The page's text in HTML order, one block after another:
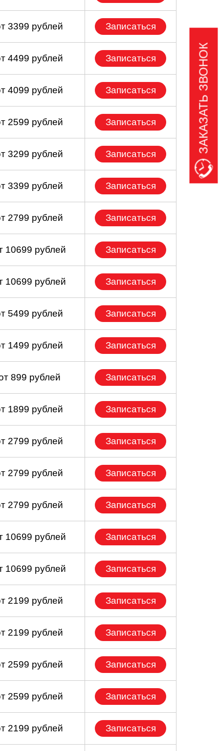
3399 рублей Записаться
4499 рублей Записаться
4099 рублей Записаться
2599 рублей Записаться
3299 рублей Записаться
3399 рублей Записаться
2799 рублей Записаться
10699 рублей Записаться
10699 рублей Записаться
5499 рублей Записаться
1499 рублей Записаться
899 рублей Записаться
1899 рублей Записаться
2799 рублей Записаться
2799 рублей Записаться
2799 рублей Записаться
10699 рублей Записаться
10699 рублей Записаться
2199 рублей Записаться
2199 рублей Записаться
2599 рублей Записаться
2599 рублей Записаться
2199 рублей Записаться
ЗАКАЗАТЬ ЗВОНОК